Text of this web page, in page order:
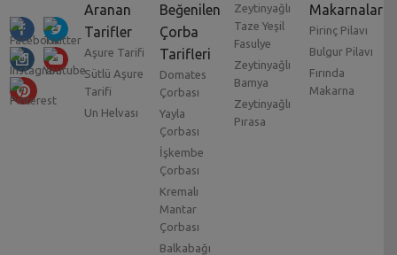
Aranan
Tarifler
Aşure Tarifi
Sütlü Aşure
Tarifi
Un Helvası
Beğenilen
Çorba
Tarifleri
Domates
Çorbası
Yayla
Çorbası
İşkembe
Çorbası
Kremalı
Mantar
Çorbası
Balkabağı
Zeytinyağlı
Taze Yeşil
Fasulye
Zeytinyağlı
Bamya
Zeytinyağlı
Pırasa
Makarnalar
Pirinç Pilavı
Bulgur Pilavı
Fırında
Makarna